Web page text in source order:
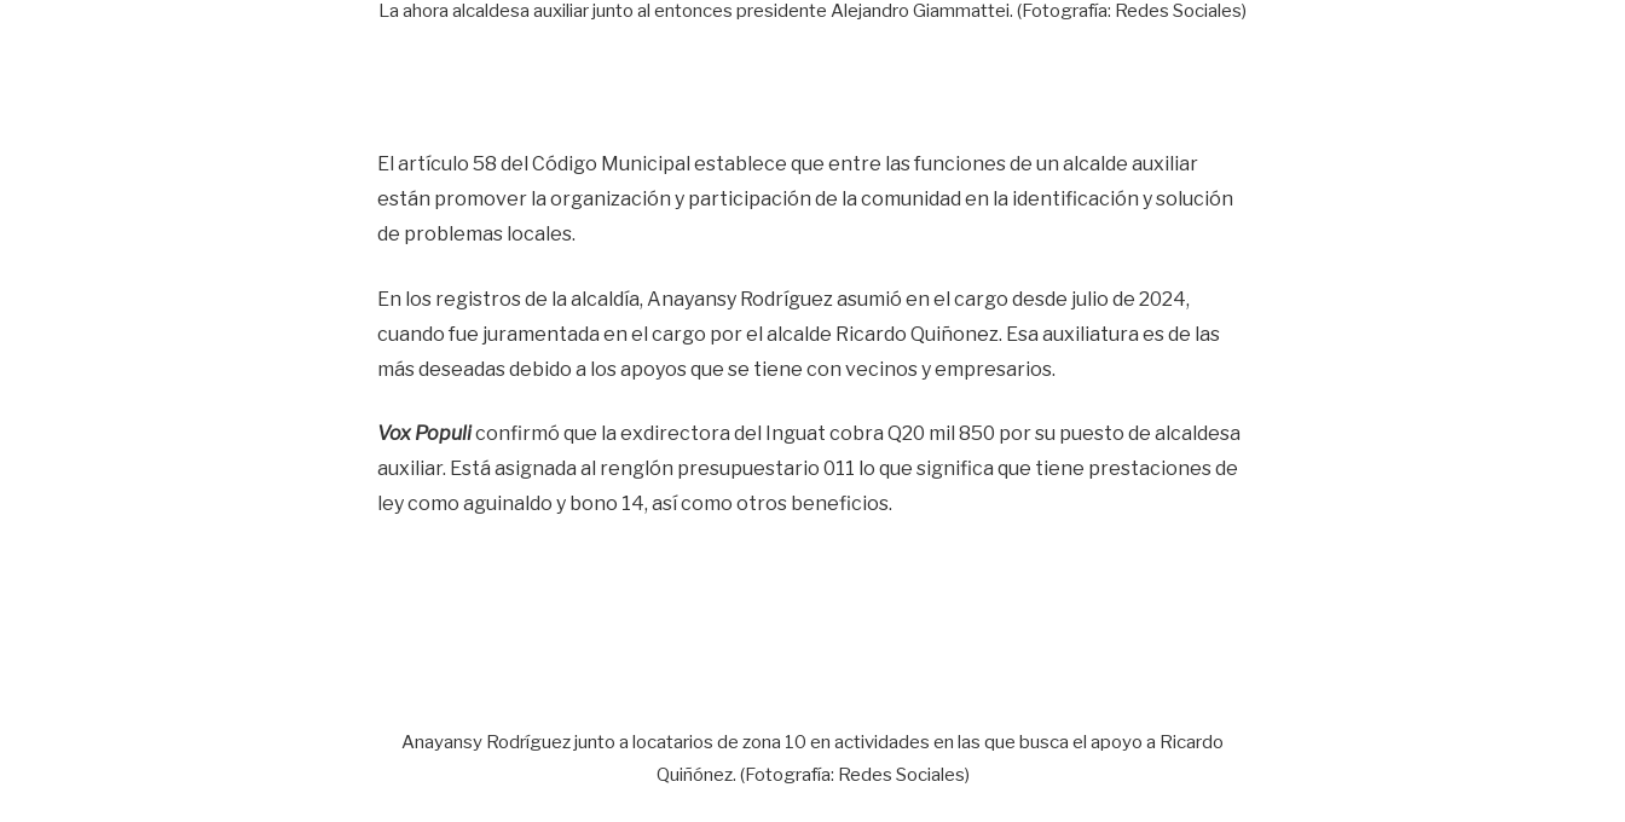
La ahora alcaldesa auxiliar junto al entonces presidente Alejandro Giammattei. (Fotografía: Redes Sociales)
El artículo 58 del Código Municipal establece que entre las funciones de un alcalde auxiliar
están promover la organización y participación de la comunidad en la identificación y solución
de problemas locales.
En los registros de la alcaldía, Anayansy Rodríguez asumió en el cargo desde julio de 2024,
cuando fue juramentada en el cargo por el alcalde Ricardo Quiñonez. Esa auxiliatura es de las
más deseadas debido a los apoyos que se tiene con vecinos y empresarios.
Vox Populiconfirmó que la exdirectora del Inguat cobra Q20 mil 850 por su puesto de alcaldesa
auxiliar. Está asignada al renglón presupuestario 011 lo que significa que tiene prestaciones de
ley como aguinaldo y bono 14, así como otros beneficios.
Anayansy Rodríguez junto a locatarios de zona 10 en actividades en las que busca el apoyo a Ricardo
Quiñónez. (Fotografía: Redes Sociales)